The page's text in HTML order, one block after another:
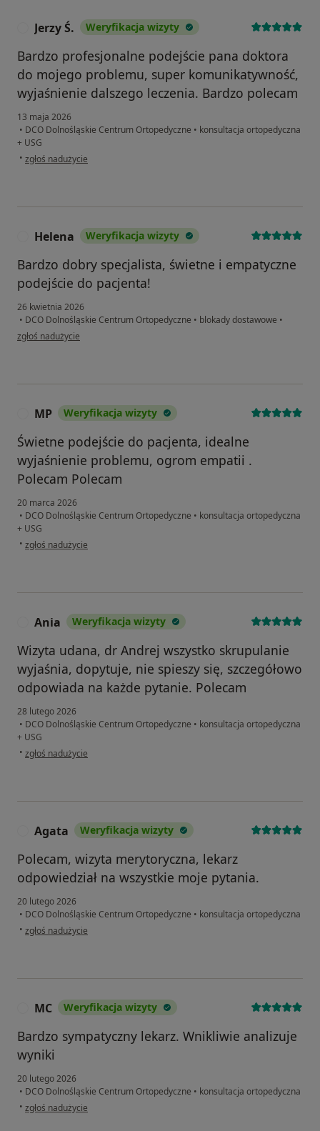
Jerzy Ś. Weryfikacja wizyty
Bardzo profesjonalne podejście pana doktora
do mojego problemu, super komunikatywność,
wyjaśnienie dalszego leczenia. Bardzo polecam
13 maja 2026
• DCO Dolnośląskie Centrum Ortopedyczne • konsultacja ortopedyczna
+ USG
• w opinii użytkownika Jerzy Ś.
zgłoś nadużycie
Helena Weryfikacja wizyty
Bardzo dobry specjalista, świetne i empatyczne
podejście do pacjenta!
26 kwietnia 2026
• DCO Dolnośląskie Centrum Ortopedyczne • blokady dostawowe •
w opinii użytkownika Helena
zgłoś nadużycie
MP Weryfikacja wizyty
Świetne podejście do pacjenta, idealne
wyjaśnienie problemu, ogrom empatii .
Polecam Polecam
20 marca 2026
• DCO Dolnośląskie Centrum Ortopedyczne • konsultacja ortopedyczna
+ USG
• w opinii użytkownika MP
zgłoś nadużycie
Ania Weryfikacja wizyty
Wizyta udana, dr Andrej wszystko skrupulanie
wyjaśnia, dopytuje, nie spieszy się, szczegółowo
odpowiada na każde pytanie. Polecam
28 lutego 2026
• DCO Dolnośląskie Centrum Ortopedyczne • konsultacja ortopedyczna
+ USG
• w opinii użytkownika Ania
zgłoś nadużycie
Agata Weryfikacja wizyty
Polecam, wizyta merytoryczna, lekarz
odpowiedział na wszystkie moje pytania.
20 lutego 2026
• DCO Dolnośląskie Centrum Ortopedyczne • konsultacja ortopedyczna
• w opinii użytkownika Agata
zgłoś nadużycie
MC Weryfikacja wizyty
Bardzo sympatyczny lekarz. Wnikliwie analizuje
wyniki
20 lutego 2026
• DCO Dolnośląskie Centrum Ortopedyczne • konsultacja ortopedyczna
• w opinii użytkownika MC
zgłoś nadużycie